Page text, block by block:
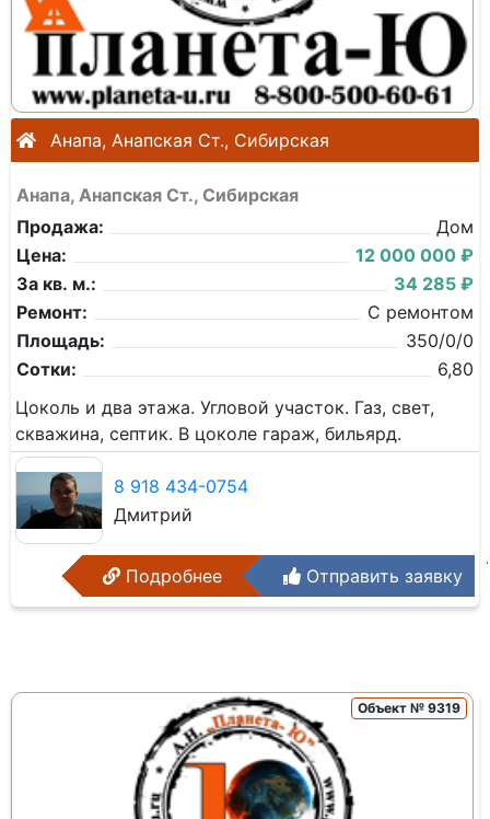
Анапа, Анапская Ст., Сибирская
Анапа, Анапская Ст., Сибирская
Продажа:
Дом
Цена:
12 000 000 ₽
За кв. м.:
34 285 ₽
Ремонт:
С ремонтом
Площадь:
350/0/0
Сотки:
6,80
Цоколь и два этажа. Угловой участок. Газ, свет,
скважина, септик. В цоколе гараж, бильярд.
8 918 434-0754
Дмитрий
Подробнее Отправить заявку
Объект № 9319